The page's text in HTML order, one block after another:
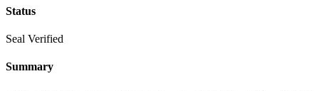
Status
Seal Verified
Summary